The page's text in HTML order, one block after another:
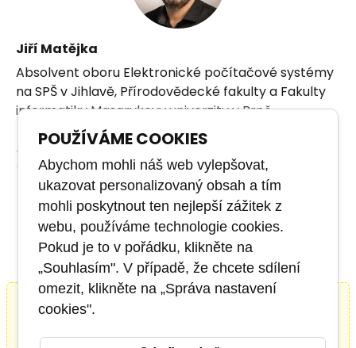
Jiří Matějka
Absolvent oboru Elektronické počítačové systémy
na SPŠ v Jihlavě, Přírodovědecké fakulty a Fakulty
informatiky Masarykovy univerzity v Brně.
Jako lektor IT kurzů působí již od roku 1995. Věnuje
se zejména produktům firem Microsoft, Adobe,
Corel a Apple. K jeho dalším aktivitám patří
fotografie, bezpečnost na internetu, cloudové
služby, online marketing a copywriting.
Během své profesní dráhy získal mnoho certifikací
(MCT, MCP, MOS, ECDL Advanced, ZNCE…). Neustále
se vzdělává, ať již pomocí e‑learningových kurzů,
tak i na kurzech uznávaných a akreditovaných
společností.
ZOBRAZIT VŠE
POUŽÍVÁME COOKIES
Abychom mohli náš web vylepšovat,
ukazovat personalizovaný obsah a tím
mohli poskytnout ten nejlepší zážitek z
webu, používáme technologie cookies.
Pokud je to v pořádku, klikněte na
„Souhlasím". V případě, že chcete sdílení
omezit, klikněte na „Správa nastavení
cookies".